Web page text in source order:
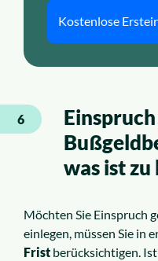
Kostenlose
6
was ist zu
Möchten Sie Einspruch
einlegen, müssen Sie in
Frist berücksichtigen.